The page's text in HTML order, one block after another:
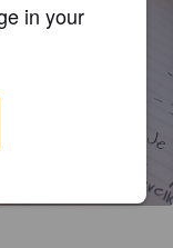
in your